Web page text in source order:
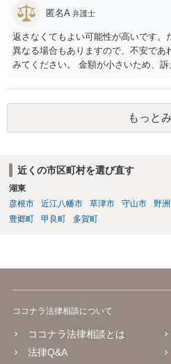
匿名A 弁護士
返さなくてもよい可能性が高いです。
異なる場合もありますので、不安であ
みてください。 金額が小さいため、
もっと
近くの市区町村を選び直す
湖東
彦根市
近江八幡市 草津市 守山市 野
豊郷町
甲良町 多賀町
ココナラ法律相談について
ココナラ法律相談とは
法律Q&A